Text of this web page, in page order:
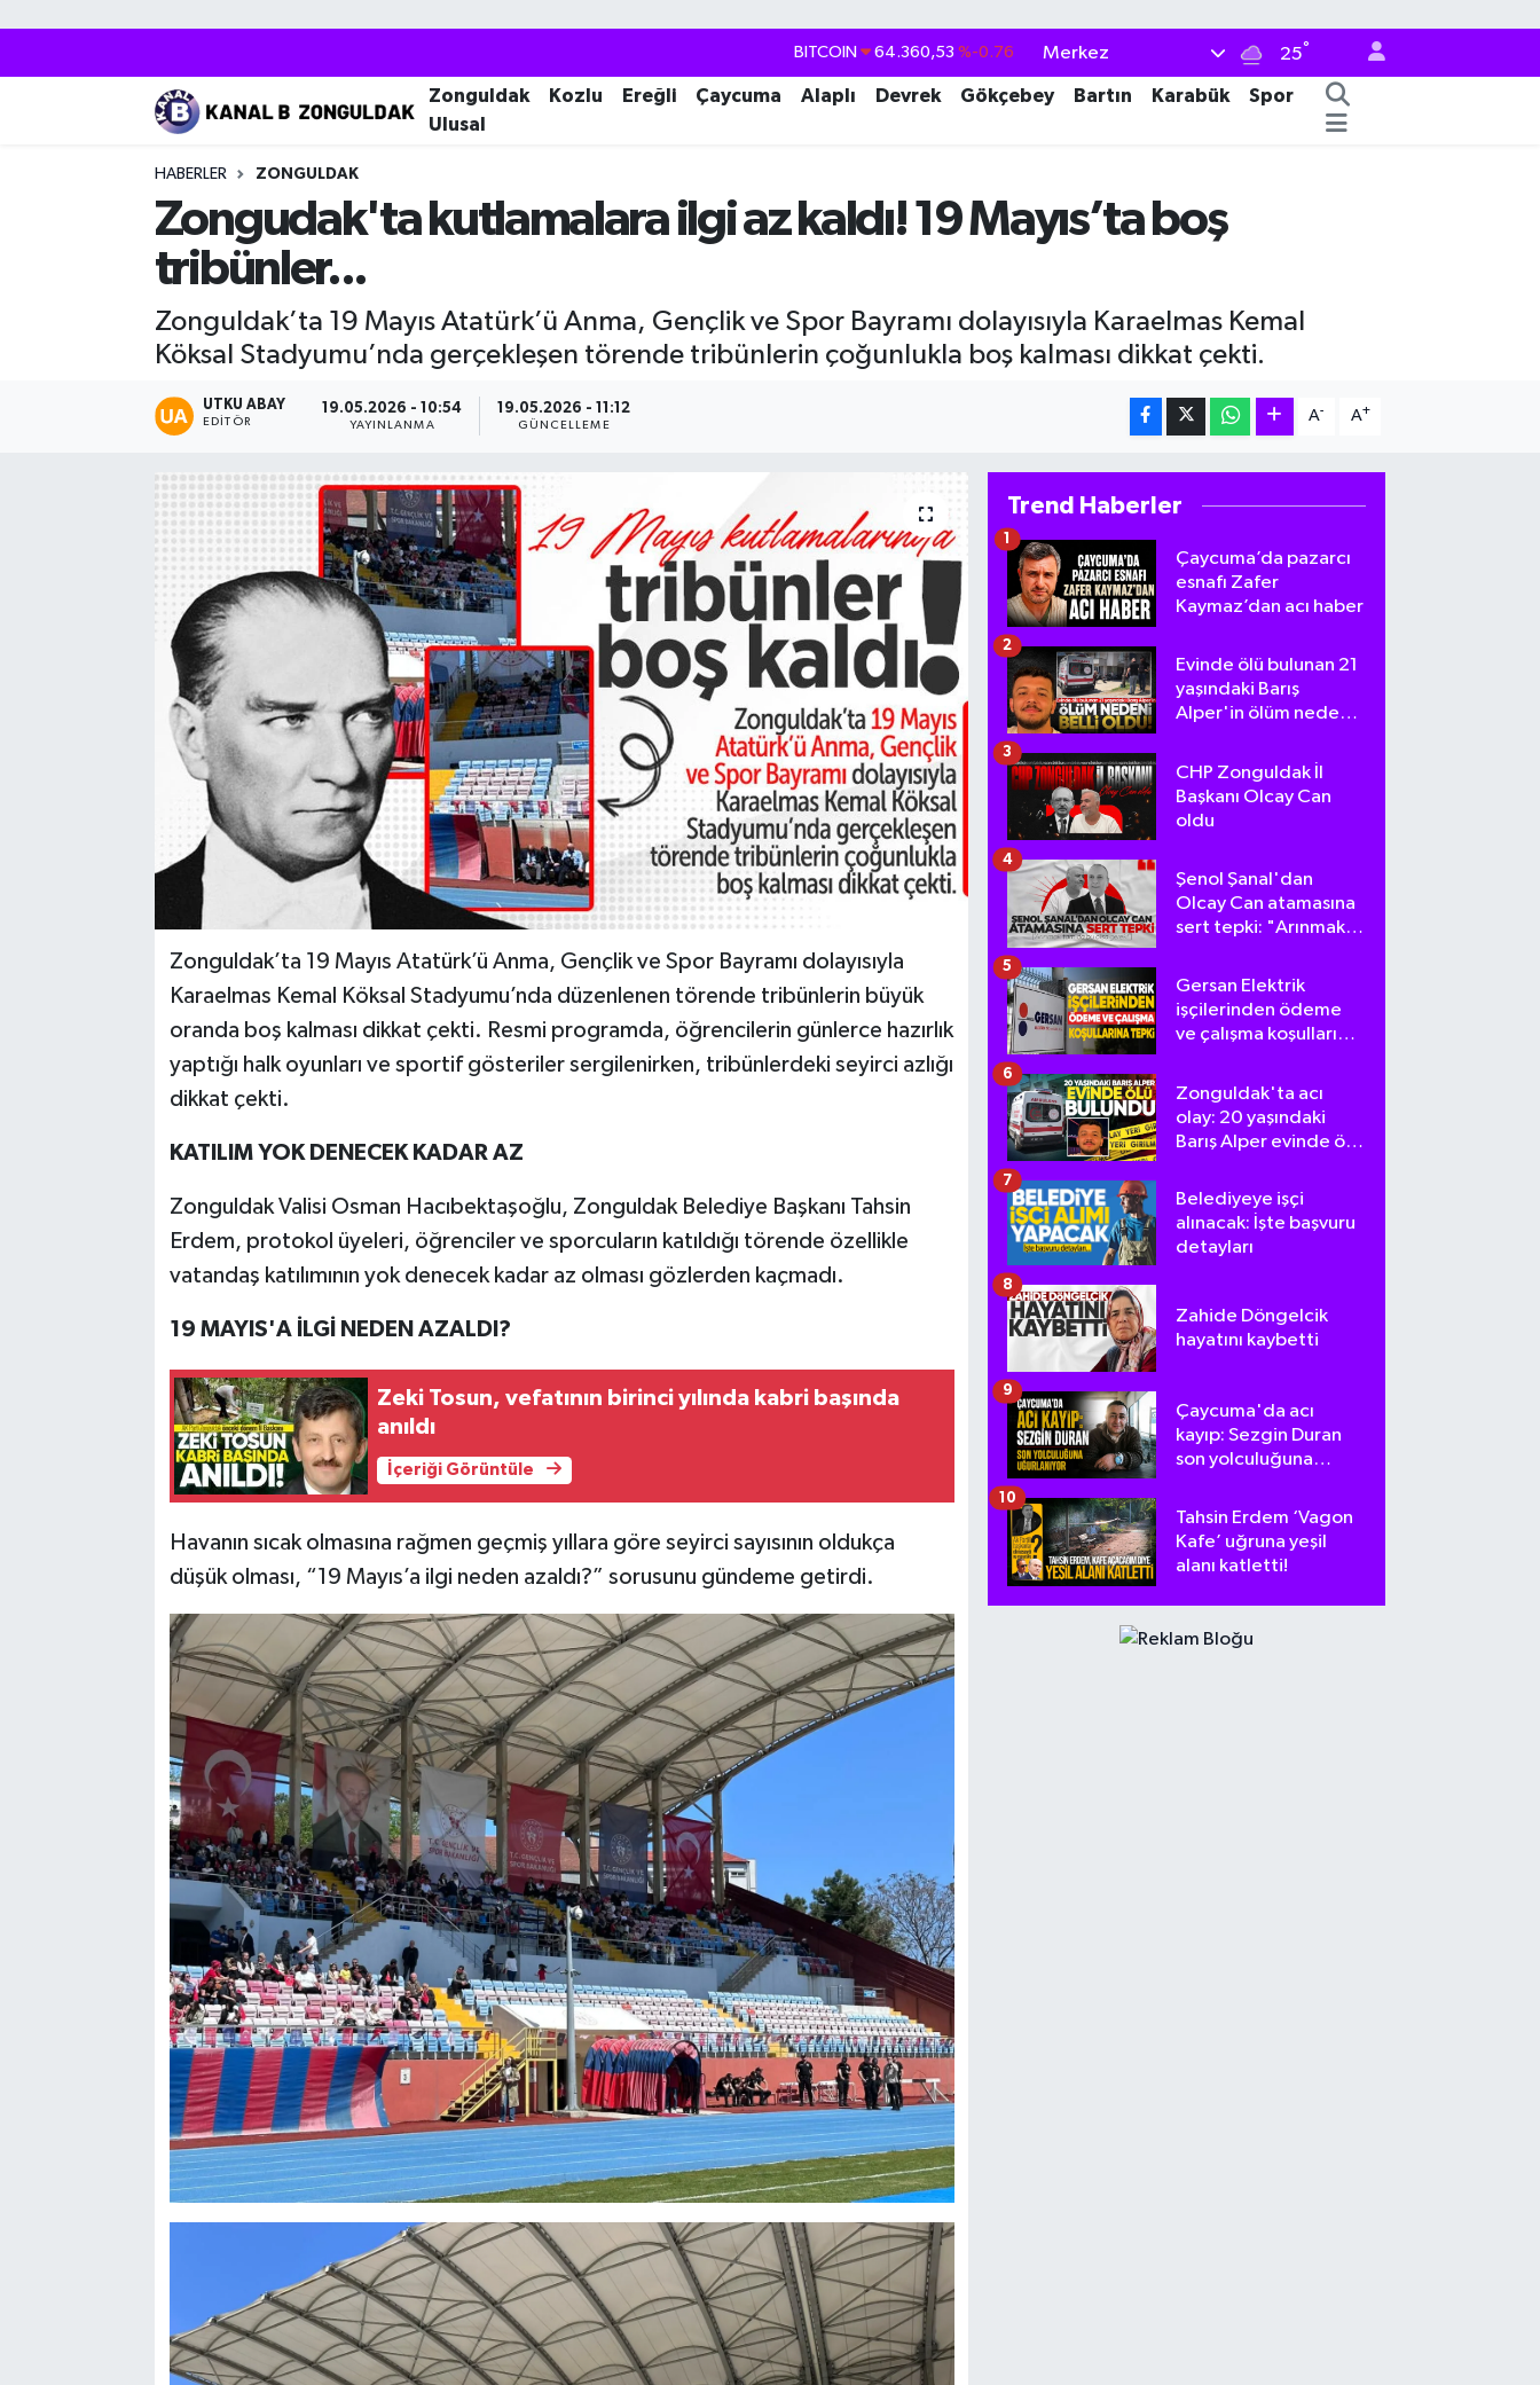
DOLAR 47,7069 %0.17
EURO 55,0265 %0.01
BİST100 13.887 %64
Merkez 25°
Zonguldak Kozlu Ereğli Çaycuma Alaplı Devrek Gökçebey Bartın Karabük
Spor
Ulusal
HABERLER ZONGULDAK
Zongudak'ta kutlamalara ilgi az kaldı! 19 Mayıs’ta boş
tribünler...
Zonguldak’ta 19 Mayıs Atatürk’ü Anma, Gençlik ve Spor Bayramı dolayısıyla Karaelmas Kemal
Köksal Stadyumu’nda gerçekleşen törende tribünlerin çoğunlukla boş kalması dikkat çekti.
UTKU ABAY
EDITÖR
19.05.2026 - 10:54
YAYINLANMA
19.05.2026 - 11:12
GÜNCELLEME
A- A+
Zonguldak’ta 19 Mayıs Atatürk’ü Anma, Gençlik ve Spor Bayramı dolayısıyla
Karaelmas Kemal Köksal Stadyumu’nda düzenlenen törende tribünlerin büyük
oranda boş kalması dikkat çekti. Resmi programda, öğrencilerin günlerce hazırlık
yaptığı halk oyunları ve sportif gösteriler sergilenirken, tribünlerdeki seyirci azlığı
dikkat çekti.
KATILIM YOK DENECEK KADAR AZ
Zonguldak Valisi Osman Hacıbektaşoğlu, Zonguldak Belediye Başkanı Tahsin
Erdem, protokol üyeleri, öğrenciler ve sporcuların katıldığı törende özellikle
vatandaş katılımının yok denecek kadar az olması gözlerden kaçmadı.
19 MAYIS'A İLGİ NEDEN AZALDI?
Zeki Tosun, vefatının birinci yılında kabri başında
anıldı
İçeriği Görüntüle
Havanın sıcak olmasına rağmen geçmiş yıllara göre seyirci sayısının oldukça
düşük olması, “19 Mayıs’a ilgi neden azaldı?” sorusunu gündeme getirdi.
Trend Haberler
Çaycuma’da pazarcı
esnafı Zafer
Kaymaz’dan acı haber
1
Evinde ölü bulunan 21
yaşındaki Barış
Alper'in ölüm nedeni
2
CHP Zonguldak İl
Başkanı Olcay Can
oldu
3
Şenol Şanal'dan
Olcay Can atamasına
sert tepki: "Arınmak
gerek!"
4
Gersan Elektrik
işçilerinden ödeme
ve çalışma koşullarına
5
Zonguldak'ta acı
olay: 20 yaşındaki
Barış Alper evinde ölü
6
Belediyeye işçi
alınacak: İşte başvuru
detayları
7
Zahide Döngelcik
hayatını kaybetti
8
Çaycuma'da acı
kayıp: Sezgin Duran
son yolculuğuna
9
Tahsin Erdem ‘Vagon
Kafe’ uğruna yeşil
alanı katletti!
10
Zonguldak Nöbetçi Eczaneler
Zonguldak Trafik Yoğunluk Haritası
Puan Durumu ve Fikstür
Tüm Manşetler
Haber Arşivi